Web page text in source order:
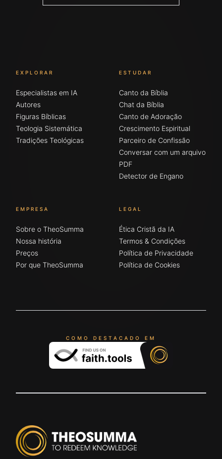
EXPLORAR
Especialistas em IA
Autores
Figuras Bíblicas
Teologia Sistemática
Tradições Teológicas
ESTUDAR
Canto da Bíblia
Chat da Bíblia
Canto de Adoração
Crescimento Espiritual
Parceiro de Confissão
Conversar com um arquivo
PDF
Detector de Engano
EMPRESA
Sobre o TheoSumma
Nossa história
Preços
Por que TheoSumma
LEGAL
Ética Cristã da IA
Termos & Condições
Política de Privacidade
Política de Cookies
COMO DESTACADO EM